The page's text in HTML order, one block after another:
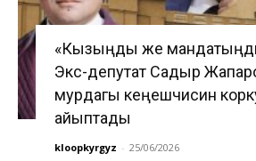
«Кызыңды же
Экс-депутат Садыр
мурдагы кеңешчисин
айыптады
kloopkyrgyz - 25/06/2026